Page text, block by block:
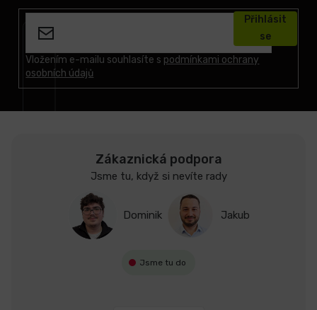
Vložením e-mailu souhlasíte s podmínkami ochrany
osobních údajů
Přihlásit
se
Zákaznická podpora
Jsme tu, když si nevíte rady
Dominik Jakub
Jsme tu do